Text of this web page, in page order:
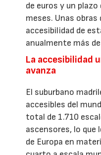
de euros y un
meses. Unas obras
accesibilidad de
anualmente más
La accesibilidad
avanza
El suburbano
accesibles del
total de 1.710
ascensores, lo que
de Europa en